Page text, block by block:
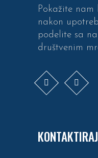
Pokažite nam
nakon
podelite sa
društvenim